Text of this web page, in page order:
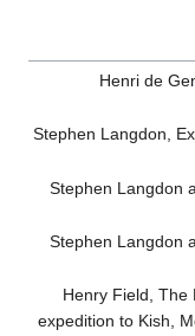
Henri de
Stephen Langdon,
Stephen Langdon
Stephen Langdon
Henry Field, The
expedition to Kish,